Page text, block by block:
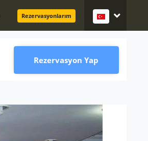
Rezervasyonlarım
Rezervasyon Yap